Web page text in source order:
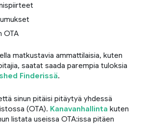
OTA
matkustavia ammattilaisia, kuten
saatat saada parempia tuloksia
Finderissä.
sinun pitäisi pitäytyä yhdessä
(OTA). Kanavanhallinta kuten
listata useissa OTA:issa pitäen